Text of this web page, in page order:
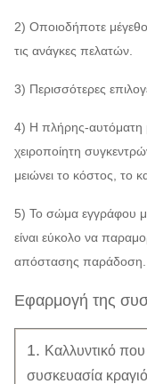
2) Οποιοδήποτε
τις ανάγκες πελατών.
3) Περισσότερες
4) Η πλήρης-αυτόματη
χειροποίητη
μειώνει το κόστος, το
5) Το σώμα εγγράφου
είναι εύκολο να
απόστασης παράδοση.
Εφαρμογή της
1. Καλλυντικό
συσκευασία